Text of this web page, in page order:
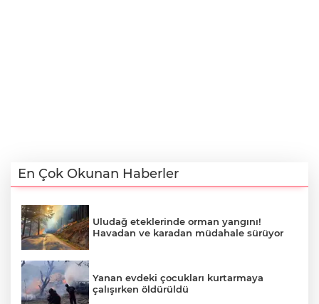
En Çok Okunan Haberler
Uludağ eteklerinde orman yangını!
Havadan ve karadan müdahale sürüyor
Yanan evdeki çocukları kurtarmaya
çalışırken öldürüldü